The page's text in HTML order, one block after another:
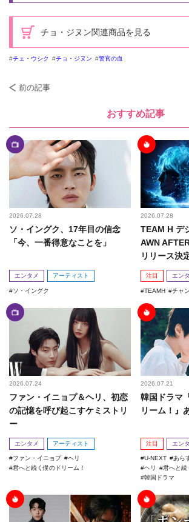
チョ・ジヌン関連商品を見る
チェ・ウシク チョ・ジヌン 警官の血
前の記事
おすすめ記事
2026.07.28
ソ・イングク、17年目の信念
「今、一番得意なことを」
エンタメ アーティスト
ソ・イングク
2026.07.28
TEAM H デ
AWN
リリース決
注目 エン
TEAMH チャ
2026.07.24
ファン・イニョプ＆ヘリ、初恋
の記憶を呼び起こすケミストリ
ー
エンタメ アーティスト
ファン・イニョプ
ヘリ
君へと続く僕のドリーム！
2026.07.21
韓国ドラマ
リーム！』
注目 エン
U-NEXT あら
ヘリ
君へと続
韓国ドラマ